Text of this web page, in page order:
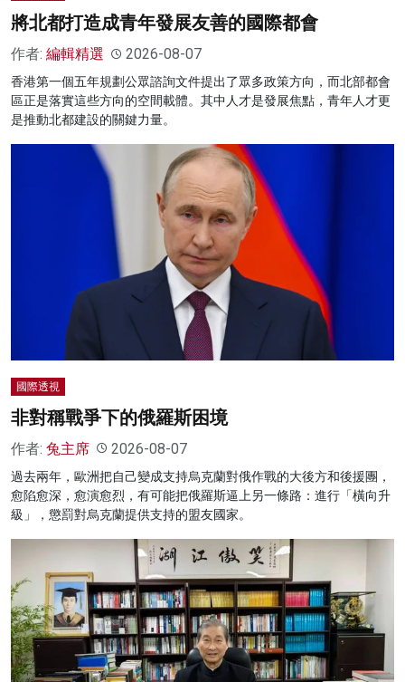
將北都打造成青年發展友善的國際都會
作者: 編輯精選 2026-08-07
香港第一個五年規劃公眾諮詢文件提出了眾多政策方向，而北部都會
區正是落實這些方向的空間載體。其中人才是發展焦點，青年人才更
是推動北都建設的關鍵力量。
國際透視
非對稱戰爭下的俄羅斯困境
作者: 兔主席 2026-08-07
過去兩年，歐洲把自己變成支持烏克蘭對俄作戰的大後方和後援團，
愈陷愈深，愈演愈烈，有可能把俄羅斯逼上另一條路：進行「橫向升
級」，懲罰對烏克蘭提供支持的盟友國家。